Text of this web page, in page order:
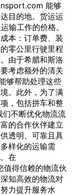
能够
目的地。货运运
输工作的价格。
本：订单费、装
零公里行驶里程
由于希腊和斯洛
考虑额外的清关
够帮助处理这些
。此外，为了满
，包括拼车和整
不断优化物流流
的合作伙伴建立
透明、可靠且具
样化的运输需
在
得信赖的物流伙
知高效的物流对
力提升服务水